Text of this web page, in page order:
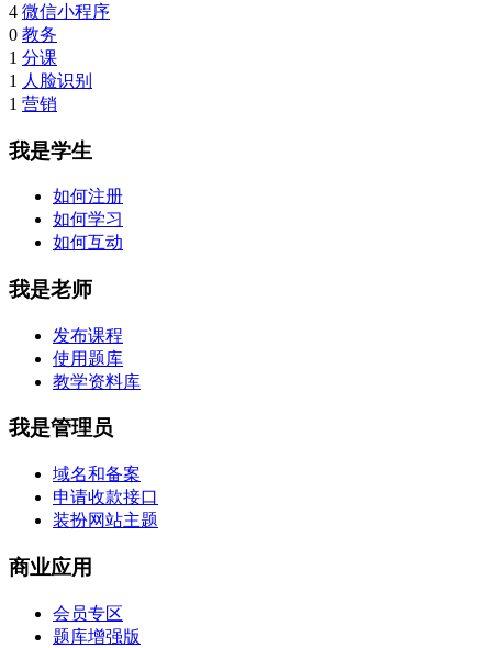
4 微信小程序
0 教务
1 分课
1 人脸识别
1 营销
我是学生
如何注册
如何学习
如何互动
我是老师
发布课程
使用题库
教学资料库
我是管理员
域名和备案
申请收款接口
装扮网站主题
商业应用
会员专区
题库增强版